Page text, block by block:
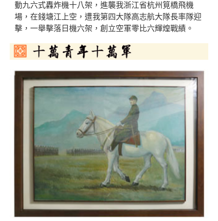
動九六式轟炸機十八架，進襲我浙江省杭州筧橋飛機
場，在錢塘江上空，遭我第四大隊高志航大隊長率隊迎
擊，一舉擊落日機六架，創立空軍零比六輝煌戰績。